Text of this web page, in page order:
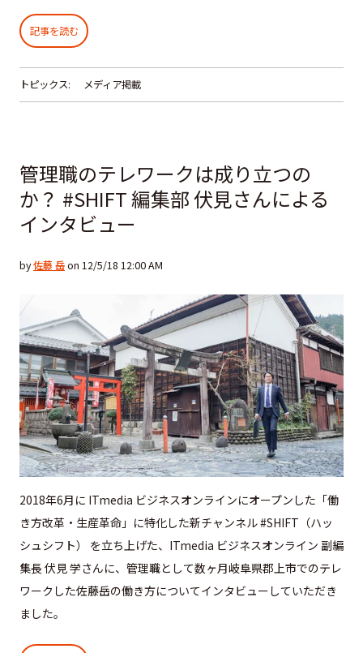
記事を読む
トピックス: メディア掲載
管理職のテレワークは成り立つの
か？ #SHIFT 編集部 伏見さんによる
インタビュー
by佐藤 岳on 12/5/18 12:00 AM
2018年6月に ITmedia ビジネスオンラインにオープンした「働
き方改革・生産革命」に特化した新チャンネル #SHIFT（ハッ
シュシフト） を立ち上げた、ITmedia ビジネスオンライン 副編
集長 伏見 学さんに、管理職として数ヶ月岐阜県郡上市でのテレ
ワークした佐藤岳の働き方についてインタビューしていただき
ました。